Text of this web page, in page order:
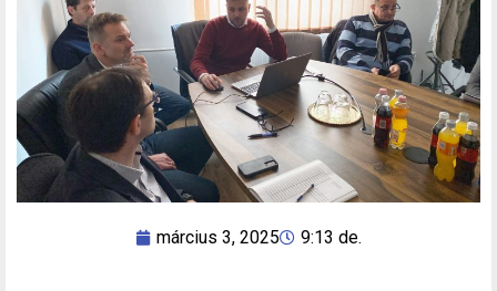
március 3, 2025 9:13 de.